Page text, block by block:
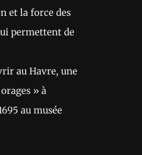
et la force des
permettent de
au Havre, une
» à
au musée